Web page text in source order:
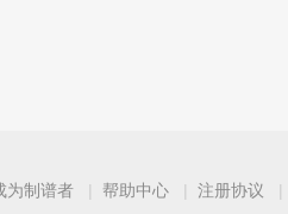
为制谱者 帮助中心 注册协议